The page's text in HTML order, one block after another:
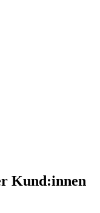
Kund:innen